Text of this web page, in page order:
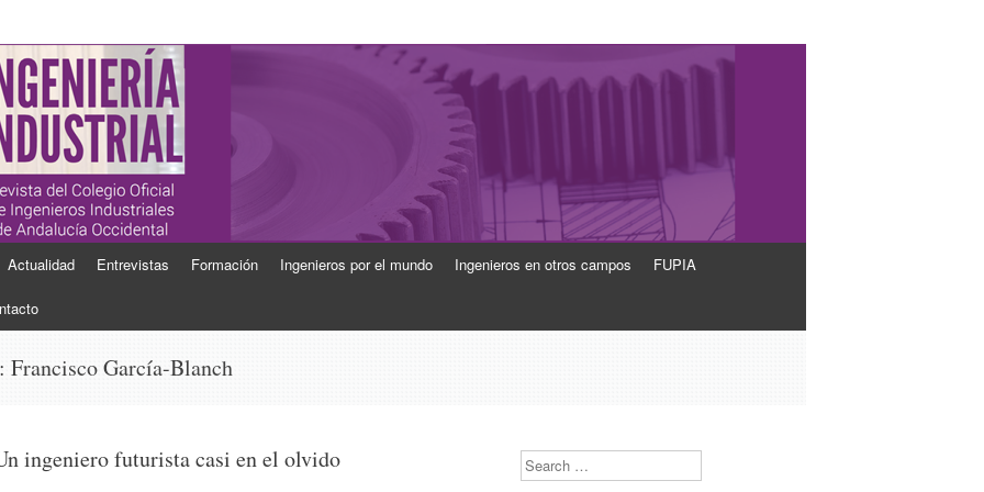
de Andalucía Occidental
Actualidad Entrevistas Formación Ingenieros por el mundo Ingenieros en otros campos FUPIA
Francisco García-Blanch
ingeniero futurista casi en el olvido Search